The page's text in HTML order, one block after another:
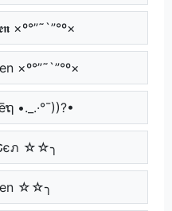
×º°”˜`”°º×
×º°”˜`”°º×
•._.·°¯))?•
ภ ☆☆╮
☆☆╮